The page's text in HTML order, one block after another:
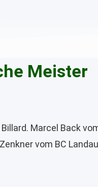
Meister
Marcel Back
vom BC Landau